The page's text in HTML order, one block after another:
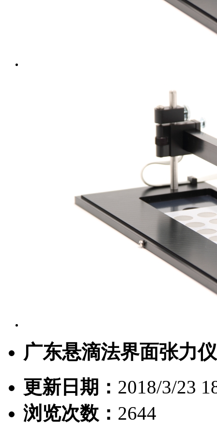
广东悬滴法界面张力仪
更新日期： 2018/3/23
浏览次数： 2644